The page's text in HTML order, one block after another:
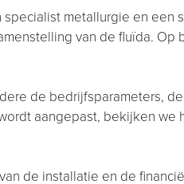
metallurgie en een
van de fluïda. Op
de bedrijfsparameters,
aangepast, bekijken
de installatie en de